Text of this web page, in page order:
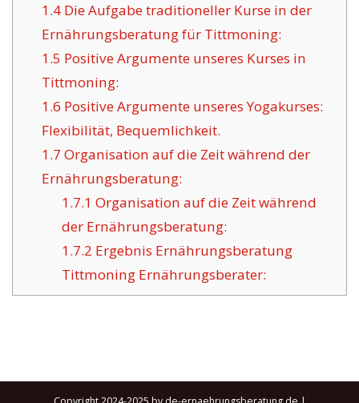
1.4Die Aufgabe traditioneller Kurse in der
Ernährungsberatung für Tittmoning:
1.5 Positive Argumente unseres Kurses in
Tittmoning:
1.6 Positive Argumente unseres Yogakurses:
Flexibilität, Bequemlichkeit.
1.7 Organisation auf die Zeit während der
Ernährungsberatung:
1.7.1 Organisation auf die Zeit während
der Ernährungsberatung:
1.7.2 Ergebnis Ernährungsberatung
Tittmoning Ernährungsberater: